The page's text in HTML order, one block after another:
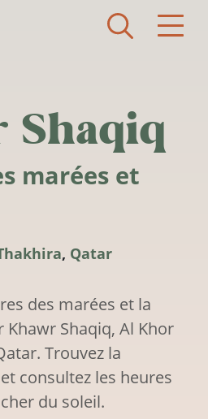
Shaqiq
marées et
, Qatar
des marées et la
Shaqiq, Al Khor
Trouvez la
consultez les heures
du soleil.